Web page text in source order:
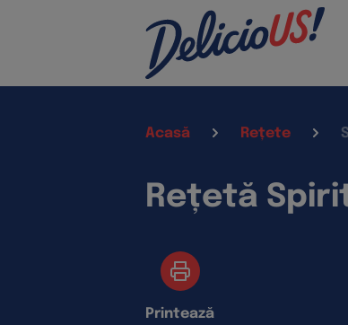
Acasă Rețete
Rețetă
Printează